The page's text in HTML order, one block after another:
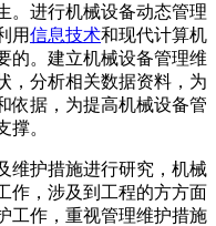
。进行机械设备动态管理
用信息技术和现代计算机
的。建立机械设备管理维
，分析相关数据资料，为
依据，为提高机械设备管
撑。
维护措施进行研究，机械
作，涉及到工程的方方面
工作，重视管理维护措施